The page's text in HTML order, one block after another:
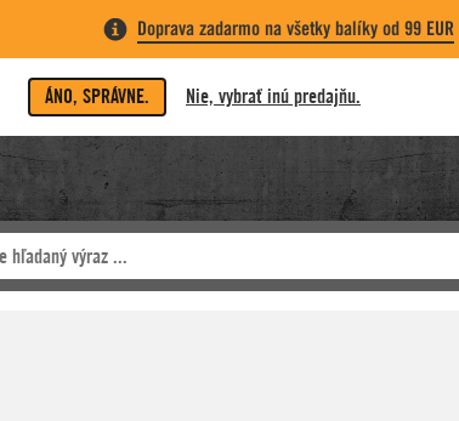
Doprava zadarmo na všetky balíky od 99 EUR
ÁNO, SPRÁVNE. Nie, vybrať inú predajňu.